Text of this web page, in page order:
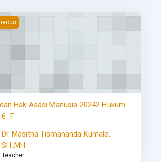
Hak Asasi Manusia 20242 Hukum HKW-316_F
Hak Asasi Manusia 20242 Hukum
Dr. Masitha Tismananda Kumala,
SH.,MH. .
Teacher